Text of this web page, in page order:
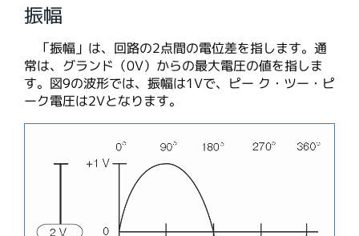
振幅
「振幅」は、回路の2点間の電位差を指します。通
常は、グランド（0V）からの最大電圧の値を指しま
す。図9の波形では、振幅は1Vで、ピー ク・ツー・ピ
ーク電圧は2Vとなります。